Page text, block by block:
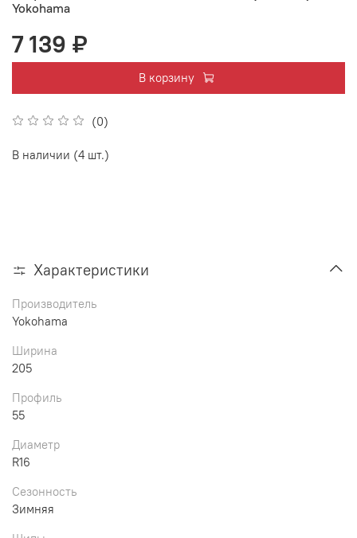
Yokohama
(0)
7 139 ₽
В корзину
В наличии (4 шт.)
Характеристики
Производитель
Yokohama
Ширина
205
Профиль
55
Диаметр
R16
Сезонность
Зимняя